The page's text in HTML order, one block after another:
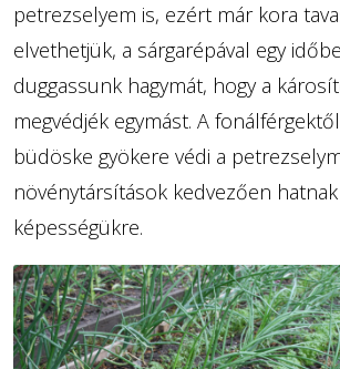
petrezselyem is, ezért már kora
elvethetjük, a sárgarépával egy
duggassunk hagymát, hogy a
megvédjék egymást. A
büdöske gyökere védi a
növénytársítások kedvezően
képességükre.